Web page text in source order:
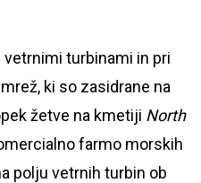
turbinami in pri
ki so zasidrane na
žetve na kmetiji North
farmo morskih
polju vetrnih turbin ob